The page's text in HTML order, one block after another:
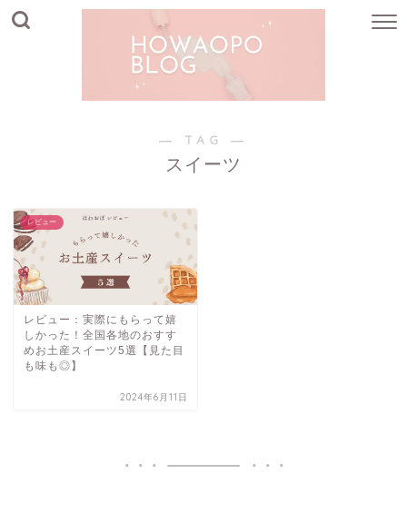
― TAG ―
スイーツ
レビュー
レビュー：実際にもらって嬉
しかった！全国各地のおすす
めお土産スイーツ5選【見た目
も味も◎】
2024年6月11日